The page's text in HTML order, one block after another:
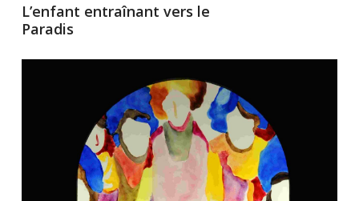
L’enfant entraînant vers le
Paradis